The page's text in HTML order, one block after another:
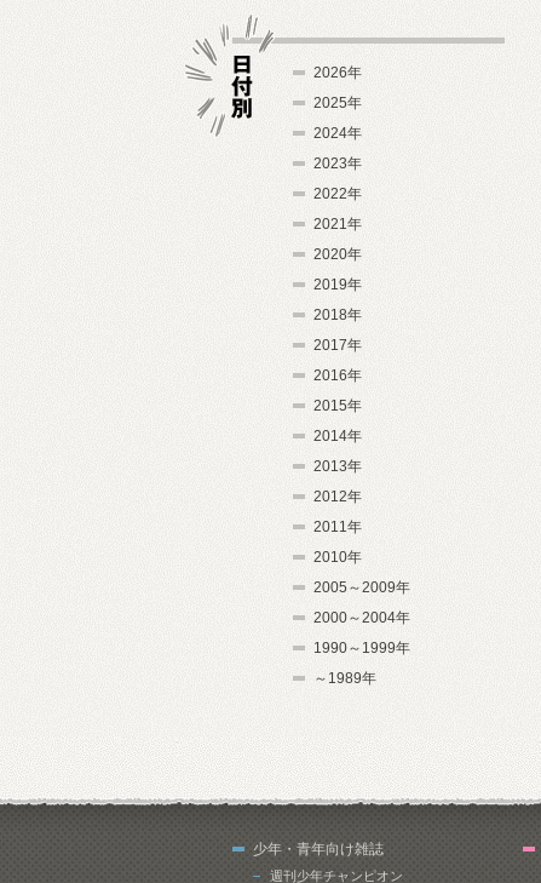
2026年
2025年
2024年
2023年
2022年
2021年
2020年
2019年
2018年
2017年
2016年
2015年
2014年
2013年
2012年
2011年
2010年
2005～2009年
2000～2004年
1990～1999年
～1989年
少年・青年向け雑誌
週刊少年チャンピオン